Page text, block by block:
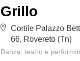
Grillo
Cortile Palazzo
66, Rovereto (Tn)
Danza, teatro e